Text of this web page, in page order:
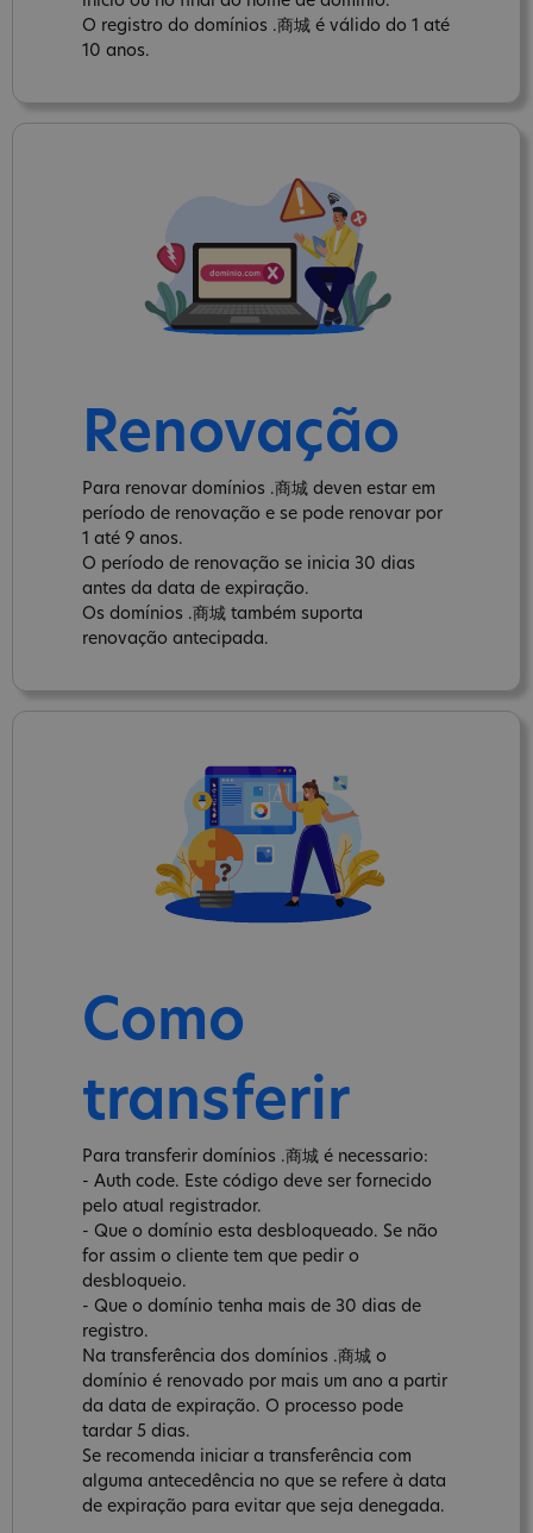
O registro do domínios .商城 é válido do 1 até
10 anos.
Renovação
Para renovar domínios .商城 deven estar em
período de renovação e se pode renovar por
1 até 9 anos.
O período de renovação se inicia 30 dias
antes da data de expiração.
Os domínios .商城 também suporta
renovação antecipada.
Como
transferir
Para transferir domínios .商城 é necessario:
- Auth code. Este código deve ser fornecido
pelo atual registrador.
- Que o domínio esta desbloqueado. Se não
for assim o cliente tem que pedir o
desbloqueio.
- Que o domínio tenha mais de 30 dias de
registro.
Na transferência dos domínios .商城 o
domínio é renovado por mais um ano a partir
da data de expiração. O processo pode
tardar 5 dias.
Se recomenda iniciar a transferência com
alguma antecedência no que se refere à data
de expiração para evitar que seja denegada.